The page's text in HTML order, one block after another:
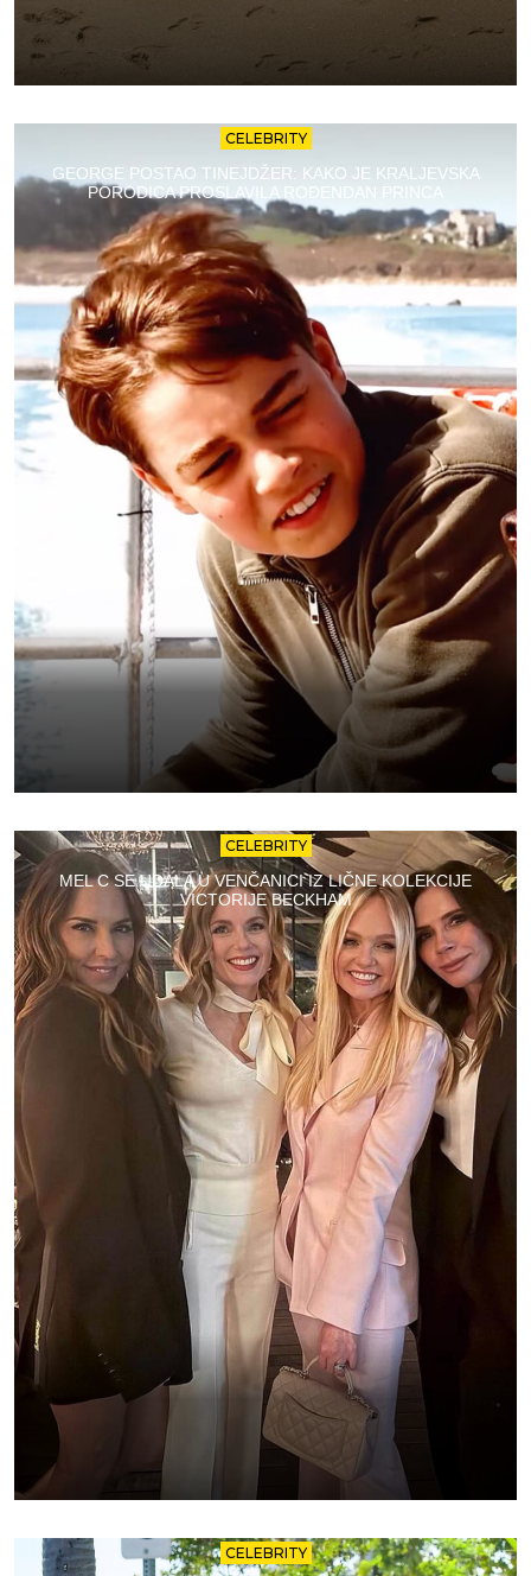
CELEBRITY
GEORGE POSTAO TINEJDŽER: KAKO JE KRALJEVSKA
PORODICA PROSLAVILA ROĐENDAN PRINCA
CELEBRITY
MEL C SE UDALA U VENČANICI IZ LIČNE KOLEKCIJE
VICTORIJE BECKHAM
CELEBRITY